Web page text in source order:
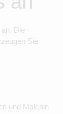
Die
Sie
und Malchin